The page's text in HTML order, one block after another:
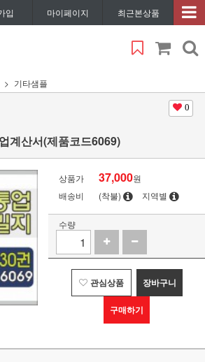
입 마이페이지 최근본상품
기타샘플
0
계산서(제품코드6069)
상품가 37,000원
배송비
(착불) 지역별
수량
관심상품 장바구니
구매하기